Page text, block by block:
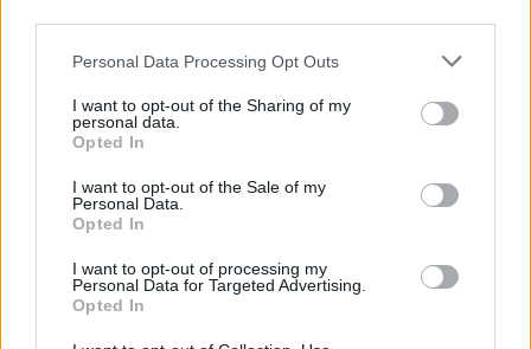
Personal Data Processing Opt Outs
I want to opt-out of the Sharing of my
personal data.
Opted In
I want to opt-out of the Sale of my
Personal Data.
Opted In
I want to opt-out of processing my
Personal Data for Targeted Advertising.
Opted In
Κυκλοφόρησε το νέο αστυνομικό
μυθιστόρημα του Χρίστου Χαλικιά
27/07/2026 13:40